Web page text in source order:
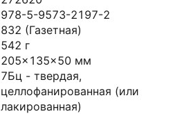
978-5-9573-2197-2
832 (Газетная)
542 г
205x135x50 мм
7Бц - твердая,
целлофанированная (или
лакированная)